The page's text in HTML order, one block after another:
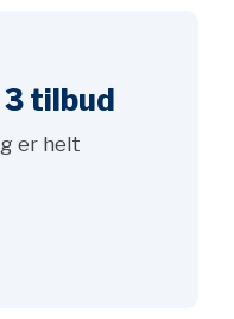
3 tilbud
er helt